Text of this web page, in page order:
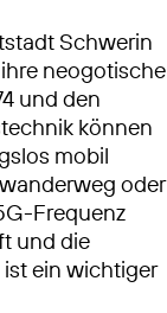
Schwerin
neogotische
und den
können
mobil
oder
Frequenz
und die
ein wichtiger